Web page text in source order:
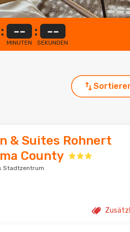
: --
MINUTEN
: --
SEKUNDEN
& Suites Rohnert
County
Stadtzentrum